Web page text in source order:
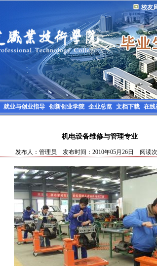
校友
就业与创业指导 创新创业学院 企业总览 文档下载 在线
机电设备维修与管理专业
发布人：管理员 发布时间：2010年05月26日 阅读次